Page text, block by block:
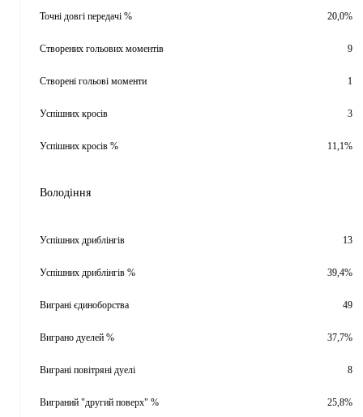
Точні довгі передачі % 20,0%
Створених гольових моментів 9
Створені гольові моменти 1
Успішних кросів 3
Успішних кросів % 11,1%
Володіння
Успішних дриблінгів 13
Успішних дриблінгів % 39,4%
Виграні єдиноборства 49
Виграно дуелей % 37,7%
Виграні повітряні дуелі 8
Виграний "другий поверх" % 25,8%